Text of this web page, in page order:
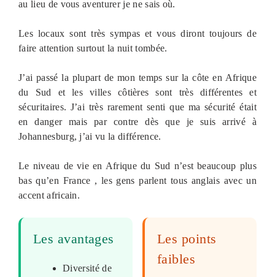
au lieu de vous aventurer je ne sais où.
Les locaux sont très sympas et vous diront toujours de
faire attention surtout la nuit tombée.
J’ai passé la plupart de mon temps sur la côte en Afrique
du Sud et les villes côtières sont très différentes et
sécuritaires. J’ai très rarement senti que ma sécurité était
en danger mais par contre dès que je suis arrivé à
Johannesburg, j’ai vu la différence.
Le niveau de vie en Afrique du Sud n’est beaucoup plus
bas qu’en France , les gens parlent tous anglais avec un
accent africain.
Les avantages
Diversité de
Les points
faibles